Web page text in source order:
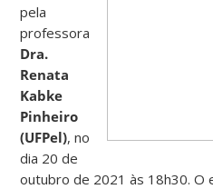
pela
professora
Dra.
Renata
Kabke
Pinheiro
(UFPel), no
dia 20 de
outubro de 2021 às 18h30. O